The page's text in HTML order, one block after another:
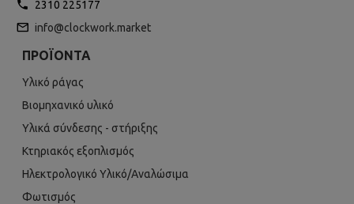
2310 225177
info@clockwork.market
ΠΡΟΪΌΝΤΑ
Υλικό ράγας
Βιομηχανικό υλικό
Υλικά σύνδεσης - στήριξης
Κτηριακός εξοπλισμός
Ηλεκτρολογικό Υλικό/Αναλώσιμα
Φωτισμός